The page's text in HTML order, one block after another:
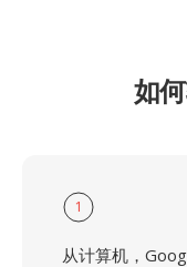
如
1
从计算机，